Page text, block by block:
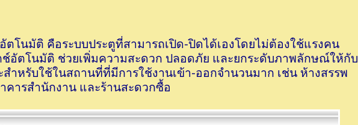
ตโนมัติ คือระบบประตูที่สามารถเปิด-ปิดได้เองโดยไม่ต้องใช้แรงคน
อัตโนมัติ ช่วยเพิ่มความสะดวก ปลอดภัย และยกระดับภาพลักษณ์ให้กับ
ำหรับใช้ในสถานที่ที่มีการใช้งานเข้า-ออกจำนวนมาก เช่น ห้างสรรพ
คารสำนักงาน และร้านสะดวกซื้อ